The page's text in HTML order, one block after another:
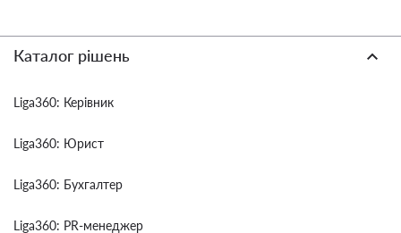
Каталог рішень
Liga360: Керівник
Liga360: Юрист
Liga360: Бухгалтер
Liga360: PR-менеджер